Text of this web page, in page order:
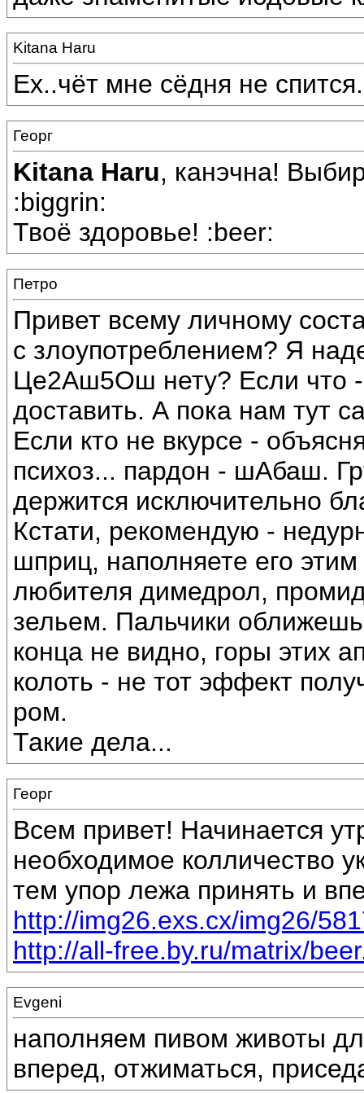
Kitana Haru
Ех..чёт мне сёдня не
Георг
Kitana Haru, канэчна!
:biggrin:
Твоё здоровье! :beer:
Петро
Привет всему личному
с злоупотреблением? Я
Це2Аш5Ош нету? Если что
доставить. А пока нам тут
Если кто не вкурсе -
психоз... пардон - шАбаш.
держится исключительно
Кстати, рекомендую -
шприц, наполняете его
любителя димедрол,
зельем. Пальчики
конца не видно, горы этих
колоть - не тот эффект
ром.
Такие дела...
Георг
Всем привет! Начинается
необходимое колличество
тем упор лежа принять и
http://img26.exs.cx/img26/
http://all-free.by.ru/matrix/
Evgeni
наполняем пивом животы
вперед, отжиматься,